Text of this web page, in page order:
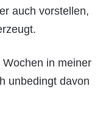
auch vorstellen,
in meiner
unbedingt davon